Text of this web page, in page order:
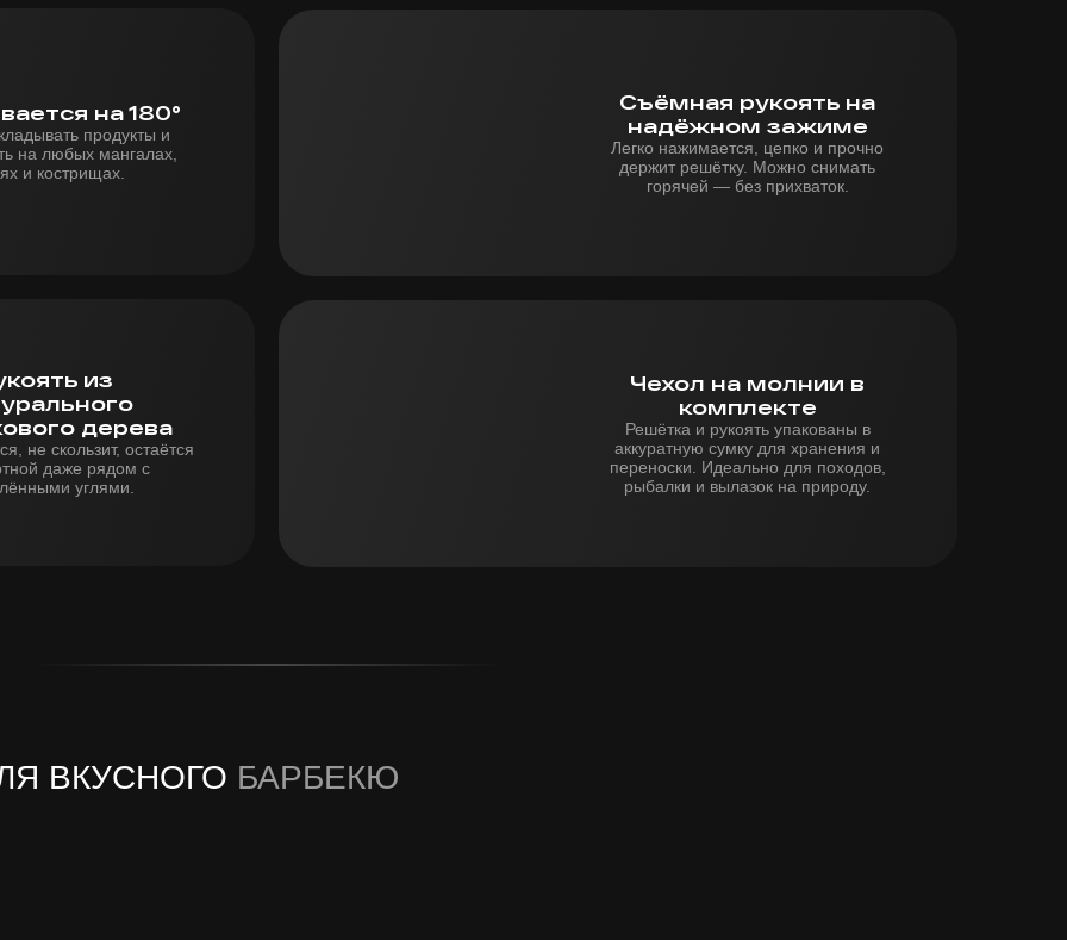
на 180°
продукты и
на любых мангалах,
и кострищах.
Чехол на молнии в
комплекте
Решётка и рукоять упакованы в
аккуратную сумку для хранения и
переноски. Идеально для походов,
рыбалки и вылазок на природу.
из
дерева
не скользит, остаётся
даже рядом с
углями.
Съёмная рукоять на
надёжном зажиме
Легко нажимается, цепко и прочно
держит решётку. Можно снимать
горячей — без прихваток.
ВКУСНОГО БАРБЕКЮ